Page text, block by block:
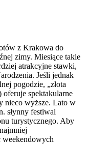
z Krakowa do
zimy. Miesiące takie
atrakcyjne stawki,
Jeśli jednak
pogodzie, „złota
oferuje spektakularne
nieco wyższe. Lato w
słynny festiwal
turystycznego. Aby
weekendowych